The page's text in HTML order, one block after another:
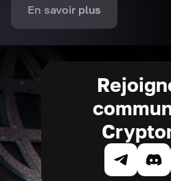
En savoir plus